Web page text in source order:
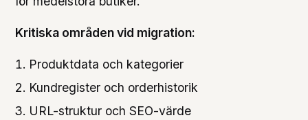
Kritiska områden vid migration:
Produktdata och kategorier
Kundregister och orderhistorik
URL-struktur och SEO-värde